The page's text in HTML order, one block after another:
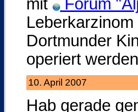
mit
Forum
Dortmunder
operiert
10. April 2007
Hab gerade